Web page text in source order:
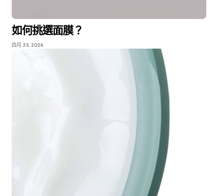
如何挑選面膜？
四月 23, 2026